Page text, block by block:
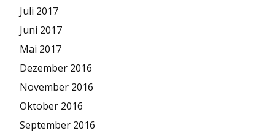
Juli 2017
Juni 2017
Mai 2017
Dezember 2016
November 2016
Oktober 2016
September 2016